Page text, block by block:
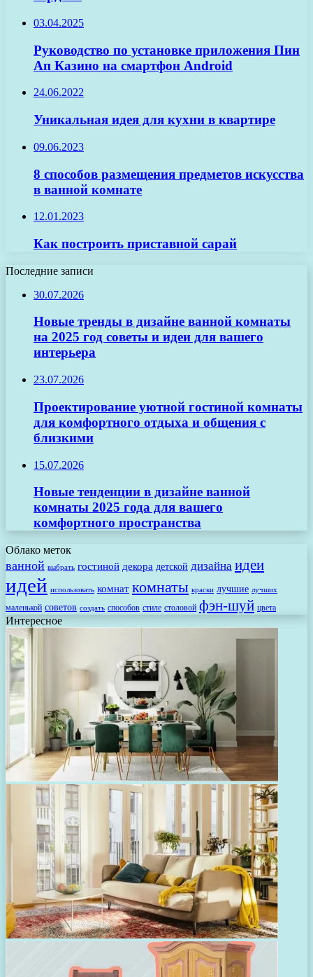
03.04.2025
Руководство по установке приложения Пин
Ап Казино на смартфон Android
24.06.2022
Уникальная идея для кухни в квартире
09.06.2023
8 способов размещения предметов искусства
в ванной комнате
12.01.2023
Как построить приставной сарай
Последние записи
30.07.2026
Новые тренды в дизайне ванной комнаты
на 2025 год советы и идеи для вашего
интерьера
23.07.2026
Проектирование уютной гостиной комнаты
для комфортного отдыха и общения с
близкими
15.07.2026
Новые тенденции в дизайне ванной
комнаты 2025 года для вашего
комфортного пространства
Облако меток
ванной выбрать гостиной декора детской дизайна идеи
идей использовать комнат комнаты краски лучшие лучших
маленькой советов создать способов стиле столовой фэн-шуй цвета
Интересное